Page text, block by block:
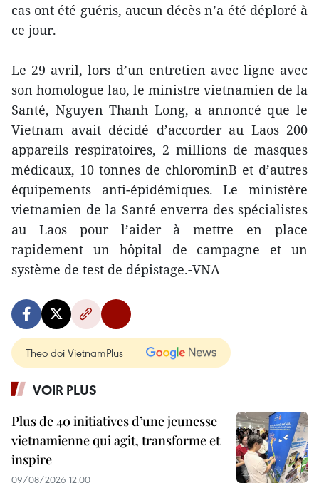
cas ont été guéris, aucun décès n’a été déploré à
ce jour.
Le 29 avril, lors d’un entretien avec ligne avec
son homologue lao, le ministre vietnamien de la
Santé, Nguyen Thanh Long, a annoncé que le
Vietnam avait décidé d’accorder au Laos 200
appareils respiratoires, 2 millions de masques
médicaux, 10 tonnes de chlorominB et d’autres
équipements anti-épidémiques. Le ministère
vietnamien de la Santé enverra des spécialistes
au Laos pour l’aider à mettre en place
rapidement un hôpital de campagne et un
système de test de dépistage.-VNA
Theo dõi VietnamPlus
VOIR PLUS
Plus de 40 initiatives d’une jeunesse
vietnamienne qui agit, transforme et
inspire
09/08/2026 12:00